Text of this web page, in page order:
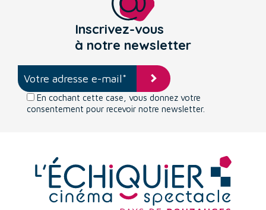
Inscrivez-vous
à notre newsletter
En cochant cette case, vous donnez votre
consentement pour recevoir notre newsletter.